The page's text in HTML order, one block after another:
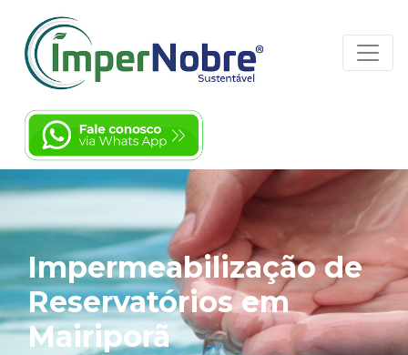
Impermeabilização de
Reservatórios em
Mairiporã